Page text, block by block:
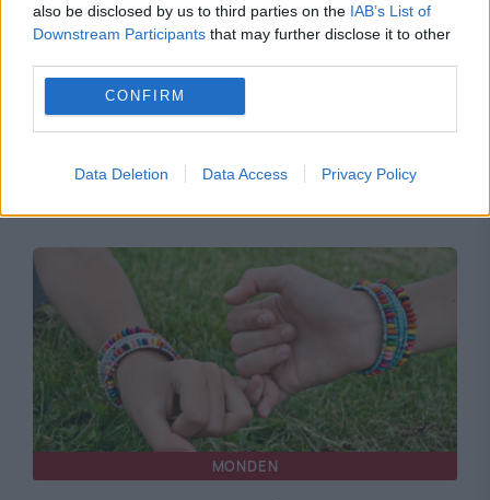
also be disclosed by us to third parties on the IAB’s List of
Downstream Participants that may further disclose it to other
CONFIRM
Data Deletion Data Access Privacy Policy
MONDEN
Patru zodii pentru care lucrurile încep să se
MONDEN